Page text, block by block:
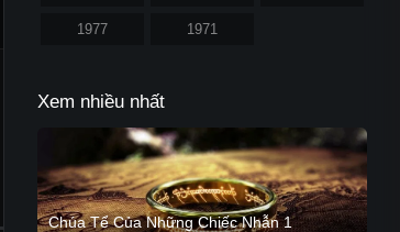
1977 1971
Xem nhiều nhất
Chúa Tể Của Những Chiếc Nhẫn 1